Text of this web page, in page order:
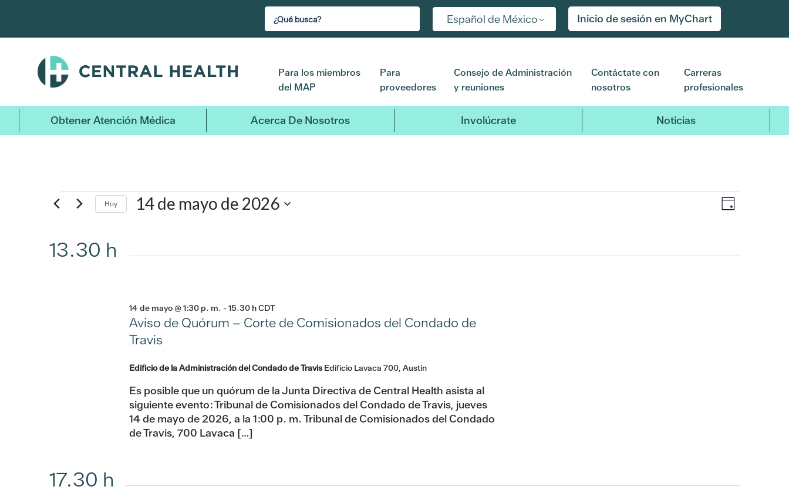
contenido
Español de México Inicio de sesión en MyChart
Para los miembros
del MAP
Para
proveedores
Consejo de Administración
y reuniones
Contáctate con
nosotros
Carreras
profesionales
Obtener Atención Médica Acerca De Nosotros Involúcrate Noticias
Eventos
mayo
2026
de
Día
Hoy 14 de mayo de 2026
13.30 h
Aviso de Quórum – Corte de Comisionados del Condado de
Travis
14 de mayo @ 1:30 p. m. -15.30 hCDT
Edificio de la Administración del Condado de Travis Edificio Lavaca 700, Austin
Es posible que un quórum de la Junta Directiva de Central Health asista al
siguiente evento: Tribunal de Comisionados del Condado de Travis, jueves
14 de mayo de 2026, a la 1:00 p. m. Tribunal de Comisionados del Condado
de Travis, 700 Lavaca […]
17.30 h